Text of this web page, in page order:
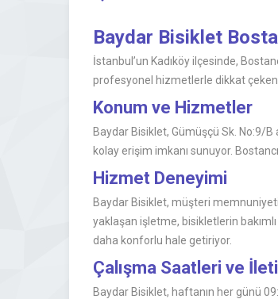
Baydar Bisiklet
İstanbul’un Kadıköy ilçesinde,
profesyonel hizmetlerle dikkat çeken
Konum ve Hizmetler
Baydar Bisiklet, Gümüşçü Sk. No:9/B
kolay erişim imkanı sunuyor.
Hizmet Deneyimi
Baydar Bisiklet, müşteri
yaklaşan işletme, bisikletlerin
daha konforlu hale getiriyor.
Çalışma Saatleri ve
Baydar Bisiklet, haftanın her günü